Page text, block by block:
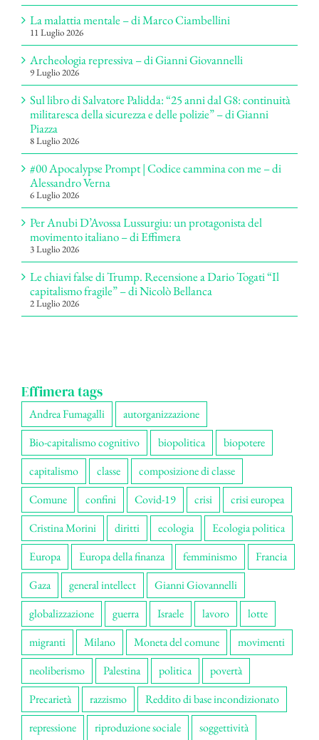
La malattia mentale – di Marco Ciambellini
11 Luglio 2026
Archeologia repressiva – di Gianni Giovannelli
9 Luglio 2026
Sul libro di Salvatore Palidda: “25 anni dal G8: continuità
militaresca della sicurezza e delle polizie” – di Gianni
Piazza
8 Luglio 2026
#00 Apocalypse Prompt | Codice cammina con me – di
Alessandro Verna
6 Luglio 2026
Per Anubi D’Avossa Lussurgiu: un protagonista del
movimento italiano – di Effimera
3 Luglio 2026
Le chiavi false di Trump. Recensione a Dario Togati “Il
capitalismo fragile” – di Nicolò Bellanca
2 Luglio 2026
Effimera tags
Andrea Fumagalli
autorganizzazione
Bio-capitalismo cognitivo
biopolitica
biopotere
capitalismo
classe
composizione di classe
Comune
confini Covid-19 crisi
crisi europea
Cristina Morini
diritti ecologia
Ecologia politica
Europa
Europa della finanza femminismo
Francia
Gaza
general intellect
Gianni Giovannelli
globalizzazione
guerra Israele lavoro
lotte
migranti
Milano Moneta del comune
movimenti
neoliberismo
Palestina politica
povertà
Precarietà
razzismo
Reddito di base incondizionato
repressione
riproduzione sociale soggettività